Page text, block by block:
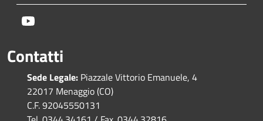
Contatti
Sede Legale: Piazzale Vittorio Emanuele, 4
22017 Menaggio (CO)
C.F. 92045550131